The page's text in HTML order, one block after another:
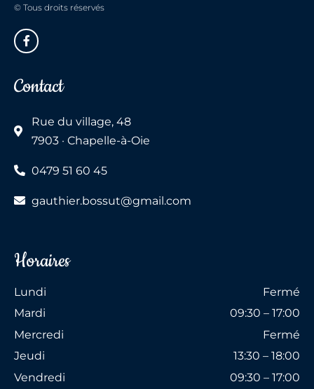
© Tous droits réservés
Contact
Rue du village, 48
7903 · Chapelle-à-Oie
0479 51 60 45
gauthier.bossut@gmail.com
Horaires
Lundi
Mardi
Mercredi
Jeudi
Vendredi
Fermé
09:30 – 17:00
Fermé
13:30 – 18:00
09:30 – 17:00